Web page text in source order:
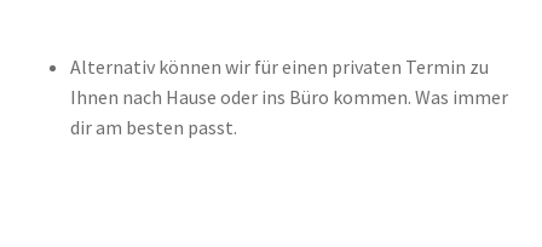
Alternativ können wir für einen privaten Termin zu
Ihnen nach Hause oder ins Büro kommen. Was immer
dir am besten passt.